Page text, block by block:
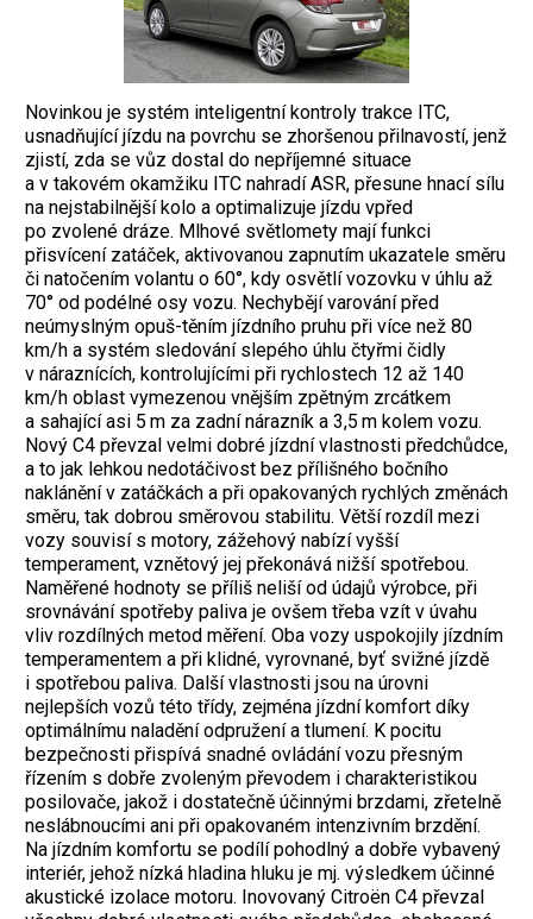
Novinkou je systém inteligentní kontroly trakce ITC,
usnadňující jízdu na povrchu se zhoršenou přilnavostí, jenž
zjistí, zda se vůz dostal do nepříjemné situace
a v takovém okamžiku ITC nahradí ASR, přesune hnací sílu
na nejstabilnější kolo a optimalizuje jízdu vpřed
po zvolené dráze. Mlhové světlomety mají funkci
přisvícení zatáček, aktivovanou zapnutím ukazatele směru
či natočením volantu o 60°, kdy osvětlí vozovku v úhlu až
70° od podélné osy vozu. Nechybějí varování před
neúmyslným opuš-těním jízdního pruhu při více než 80
km/h a systém sledování slepého úhlu čtyřmi čidly
v náraznících, kontrolujícími při rychlostech 12 až 140
km/h oblast vymezenou vnějším zpětným zrcátkem
a sahající asi 5 m za zadní nárazník a 3,5 m kolem vozu.
Nový C4 převzal velmi dobré jízdní vlastnosti předchůdce,
a to jak lehkou nedotáčivost bez přílišného bočního
naklánění v zatáčkách a při opakovaných rychlých změnách
směru, tak dobrou směrovou stabilitu. Větší rozdíl mezi
vozy souvisí s motory, zážehový nabízí vyšší
temperament, vznětový jej překonává nižší spotřebou.
Naměřené hodnoty se příliš neliší od údajů výrobce, při
srovnávání spotřeby paliva je ovšem třeba vzít v úvahu
vliv rozdílných metod měření. Oba vozy uspokojily jízdním
temperamentem a při klidné, vyrovnané, byť svižné jízdě
i spotřebou paliva. Další vlastnosti jsou na úrovni
nejlepších vozů této třídy, zejména jízdní komfort díky
optimálnímu naladění odpružení a tlumení. K pocitu
bezpečnosti přispívá snadné ovládání vozu přesným
řízením s dobře zvoleným převodem i charakteristikou
posilovače, jakož i dostatečně účinnými brzdami, zřetelně
neslábnoucími ani při opakovaném intenzivním brzdění.
Na jízdním komfortu se podílí pohodlný a dobře vybavený
interiér, jehož nízká hladina hluku je mj. výsledkem účinné
akustické izolace motoru. Inovovaný Citroën C4 převzal